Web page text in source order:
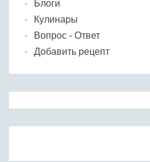
Блоги
Кулинары
Вопрос - Ответ
Добавить рецепт